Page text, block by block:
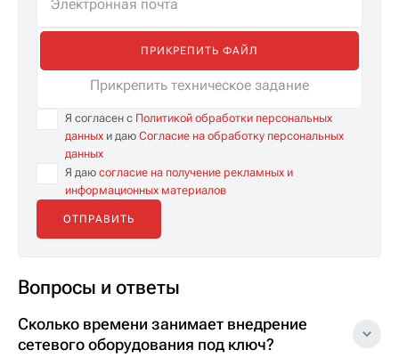
ПРИКРЕПИТЬ ФАЙЛ
Прикрепить техническое задание
Я согласен с Политикой обработки персональных
данных и даю Согласие на обработку персональных
данных
Я даю согласие на получение рекламных и
информационных материалов
Вопросы и ответы
Сколько времени занимает внедрение
сетевого оборудования под ключ?